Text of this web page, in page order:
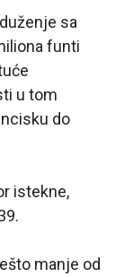
sa
funti
u tom
do
istekne,
manje od